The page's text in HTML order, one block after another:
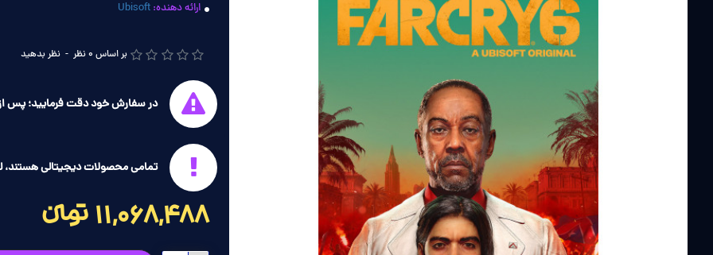
ارائه دهنده: Ubisoft
بر اساس 0 نظر - نظر بدهید
11,068,488 تومانءءء
در سفارش خود دقت فرمایید؛ پس
تمامی محصولات دیجیتالی